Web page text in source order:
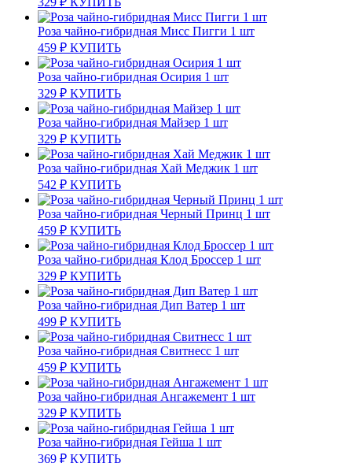
Роза чайно-гибридная Мисс Пигги 1 шт
459 ₽ КУПИТЬ
Роза чайно-гибридная Осирия 1 шт
329 ₽ КУПИТЬ
Роза чайно-гибридная Майзер 1 шт
329 ₽ КУПИТЬ
Роза чайно-гибридная Хай Меджик 1 шт
542 ₽ КУПИТЬ
Роза чайно-гибридная Черный Принц 1 шт
459 ₽ КУПИТЬ
Роза чайно-гибридная Клод Броссер 1 шт
329 ₽ КУПИТЬ
Роза чайно-гибридная Дип Ватер 1 шт
499 ₽ КУПИТЬ
Роза чайно-гибридная Свитнесс 1 шт
459 ₽ КУПИТЬ
Роза чайно-гибридная Ангажемент 1 шт
329 ₽ КУПИТЬ
Роза чайно-гибридная Гейша 1 шт
369 ₽ КУПИТЬ